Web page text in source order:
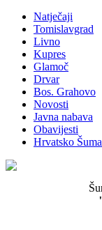
Natječaji
Tomislavgrad
Livno
Kupres
Glamoč
Drvar
Bos. Grahovo
Novosti
Javna nabava
Obavijesti
Hrvatsko